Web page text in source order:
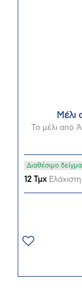
Μέλι
Το μέλι από
Διαθέσιμο δείγμα
12 Τμχ